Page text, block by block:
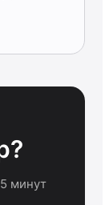
минут